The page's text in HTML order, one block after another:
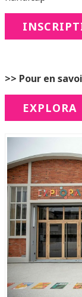
>> Pour en
EXPLORA